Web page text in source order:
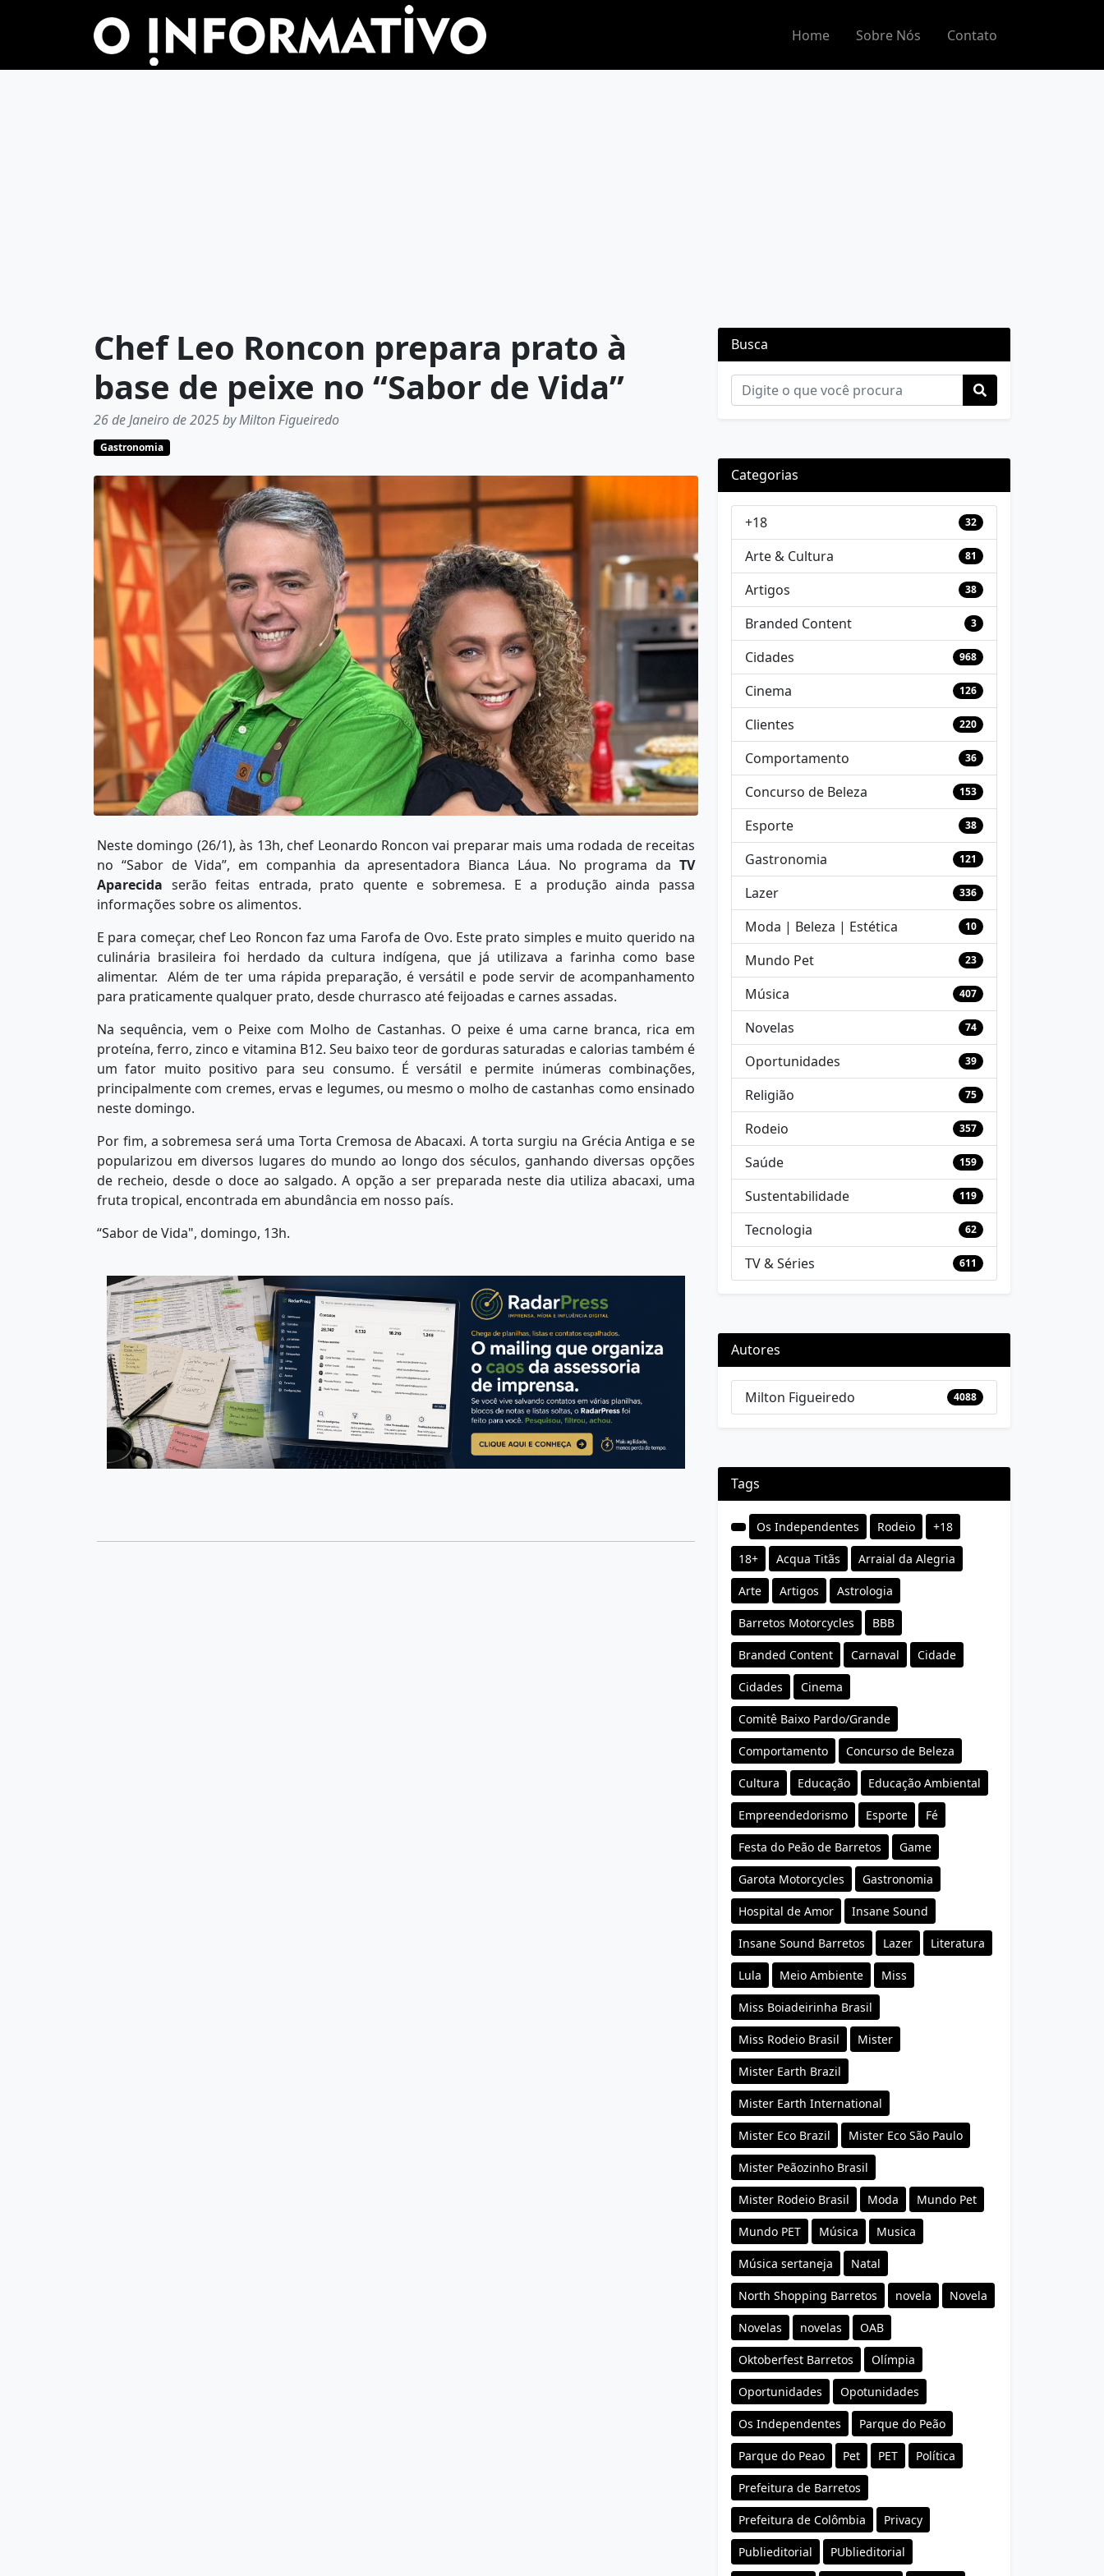
Home Sobre Nós Contato
Chef Leo Roncon prepara prato à
base de peixe no “Sabor de Vida”
26 de Janeiro de 2025 by Milton Figueiredo
Gastronomia
Neste domingo (26/1), às 13h, chef Leonardo Roncon vai preparar mais uma rodada de receitas
no “Sabor de Vida”, em companhia da apresentadora Bianca Láua. No programa da TV
Aparecida serão feitas entrada, prato quente e sobremesa. E a produção ainda passa
informações sobre os alimentos.
E para começar, chef Leo Roncon faz uma Farofa de Ovo. Este prato simples e muito querido na
culinária brasileira foi herdado da cultura indígena, que já utilizava a farinha como base
alimentar. Além de ter uma rápida preparação, é versátil e pode servir de acompanhamento
para praticamente qualquer prato, desde churrasco até feijoadas e carnes assadas.
Na sequência, vem o Peixe com Molho de Castanhas. O peixe é uma carne branca, rica em
proteína, ferro, zinco e vitamina B12. Seu baixo teor de gorduras saturadas e calorias também é
um fator muito positivo para seu consumo. É versátil e permite inúmeras combinações,
principalmente com cremes, ervas e legumes, ou mesmo o molho de castanhas como ensinado
neste domingo.
Por fim, a sobremesa será uma Torta Cremosa de Abacaxi. A torta surgiu na Grécia Antiga e se
popularizou em diversos lugares do mundo ao longo dos séculos, ganhando diversas opções
de recheio, desde o doce ao salgado. A opção a ser preparada neste dia utiliza abacaxi, uma
fruta tropical, encontrada em abundância em nosso país.
“Sabor de Vida", domingo, 13h.
Busca
Categorias
+18 32
Arte & Cultura 81
Artigos 38
Branded Content 3
Cidades 968
Cinema 126
Clientes 220
Comportamento 36
Concurso de Beleza 153
Esporte 38
Gastronomia 121
Lazer 336
Moda | Beleza | Estética 10
Mundo Pet 23
Música 407
Novelas 74
Oportunidades 39
Religião 75
Rodeio 357
Saúde 159
Sustentabilidade 119
Tecnologia 62
TV & Séries 611
Autores
Milton Figueiredo 4088
Tags
Os Independentes Rodeio +18
18+ Acqua Titãs Arraial da Alegria
Arte Artigos Astrologia
Barretos Motorcycles BBB
Branded Content Carnaval Cidade
Cidades Cinema
Comitê Baixo Pardo/Grande
Comportamento Concurso de Beleza
Cultura Educação Educação Ambiental
Empreendedorismo Esporte Fé
Festa do Peão de Barretos Game
Garota Motorcycles Gastronomia
Hospital de Amor Insane Sound
Insane Sound Barretos Lazer Literatura
Lula Meio Ambiente Miss
Miss Boiadeirinha Brasil
Miss Rodeio Brasil Mister
Mister Earth Brazil
Mister Earth International
Mister Eco Brazil Mister Eco São Paulo
Mister Peãozinho Brasil
Mister Rodeio Brasil Moda Mundo Pet
Mundo PET Música Musica
Música sertaneja Natal
North Shopping Barretos novela Novela
Novelas novelas OAB
Oktoberfest Barretos Olímpia
Oportunidades Opotunidades
Os Independentes Parque do Peão
Parque do Peao Pet PET Política
Prefeitura de Barretos
Prefeitura de Colômbia Privacy
Publieditorial PUblieditorial